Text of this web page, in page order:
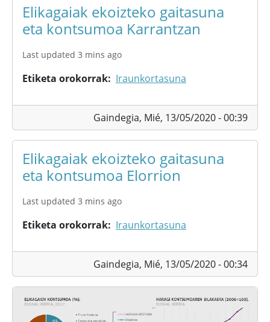
Elikagaiak ekoizteko gaitasuna
eta kontsumoa Karrantzan
Last updated 3 mins ago
Etiketa orokorrak Iraunkortasuna
Gaindegia, Mié, 13/05/2020 - 00:39
Elikagaiak ekoizteko gaitasuna
eta kontsumoa Elorrion
Last updated 3 mins ago
Etiketa orokorrak Iraunkortasuna
Gaindegia, Mié, 13/05/2020 - 00:34